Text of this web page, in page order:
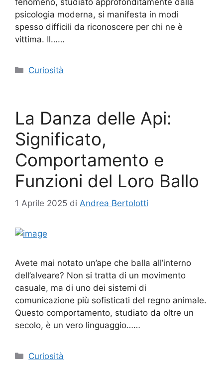
fenomeno, studiato approfonditamente dalla
psicologia moderna, si manifesta in modi
spesso difficili da riconoscere per chi ne è
vittima. Il……
Categorie
Curiosità
La Danza delle Api:
Significato,
Comportamento e
Funzioni del Loro Ballo
1 Aprile 2025 di Andrea Bertolotti
Avete mai notato un’ape che balla all’interno
dell’alveare? Non si tratta di un movimento
casuale, ma di uno dei sistemi di
comunicazione più sofisticati del regno animale.
Questo comportamento, studiato da oltre un
secolo, è un vero linguaggio……
Categorie
Curiosità